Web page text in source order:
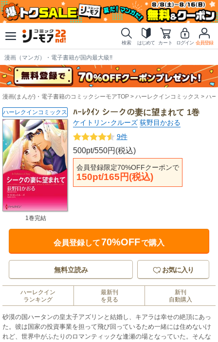
検索 はじめて カート ログイン 会員登録
漫画（マンガ）・電子書籍が国内最大級!!
漫画(まんが)・電子書籍のコミックシーモアTOP ハーレクインコミックス ハ
ﾊｰﾚｸｲﾝ シークの妻に望まれて 1巻
ケイトリン･クルーズ 荻野目かおる
9件
500pt/550円(税込)
会員登録限定70%OFFクーポンで
150pt/165円(税込)
ハーレクインコミックス
1巻完結
会員登録して70%OFFで購入
無料立読み お気に入り
ハーレクイン
ランキング
最新刊
を見る
新刊
自動購入
砂漠の国ハータンの皇太子アズリンと結婚し、キアラは幸せの絶頂にあっ
た。彼は国家の投資事業を担って飛び回っているため一緒には住めないけ
れど、世界中がふたりのロマンティックな逢瀬の場となっていた。そんな